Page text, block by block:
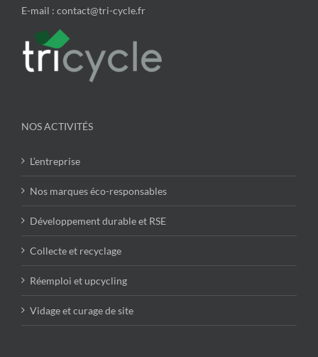
E-mail : contact@tri-cycle.fr
NOS ACTIVITÉS
L’entreprise
Nos marques éco-responsables
Développement durable et RSE
Collecte et recyclage
Réemploi et upcycling
Vidage et curage de site